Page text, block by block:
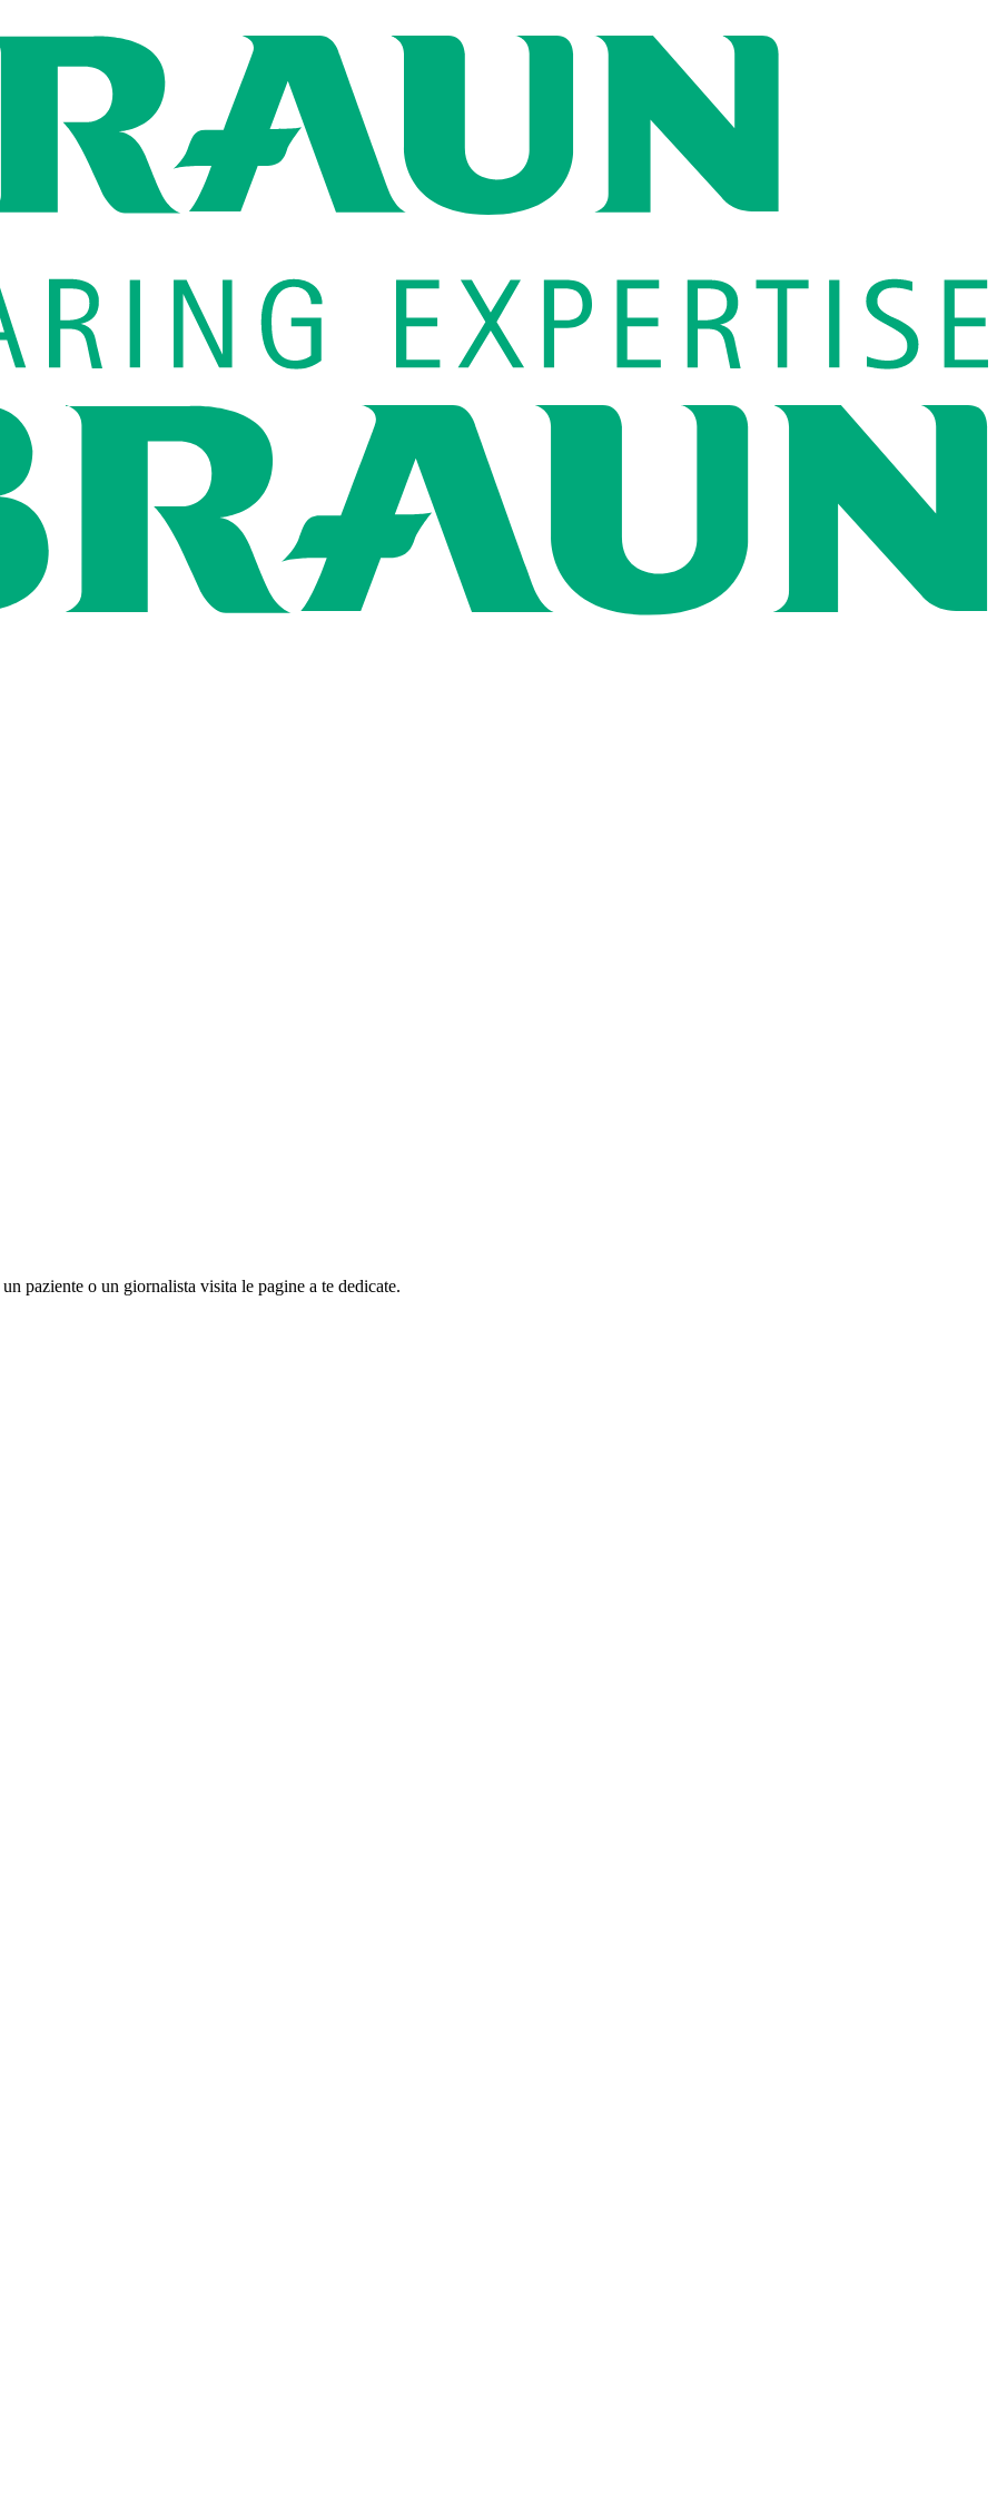
il nostro portfolio completo.
ti aiuterà a trovare il dispositivo più adatto a te.
Global Job Market e trova le posizioni aperte per ogni profilo di carriera.
un nostro referente.
paziente o un giornalista visita le pagine a te dedicate.